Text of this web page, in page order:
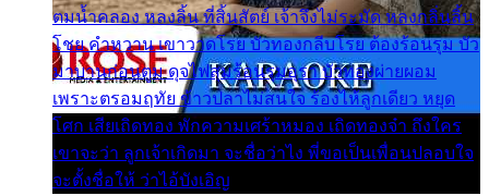
ตมน้ำคลอง หลงลิ้น ที่สิ้นสัตย์ เจ้าจึงไม่ระมัด หลงกลิ่นลิ้น
โชย คำหวาน เขาวาดโรย บัวทองกลีบโรย ต้องร้อนรุม บัว
มาบานก่อนตูม ดุจไฟสุมร้อนรุมอุรา บัวทองผ่ายผอม
เพราะตรอมฤทัย ข้าวปลาไม่สนใจ ร้องไห้ลูกเดียว หยุด
โศก เสียเถิดทอง พักความเศร้าหมอง เถิดทองจ๋า ถึงใคร
เขาจะว่า ลูกเจ้าเกิดมา จะชื่อว่าไง พี่ขอเป็นเพื่อนปลอบใจ
จะตั้งชื่อให้ ว่าไอ้บังเอิญ